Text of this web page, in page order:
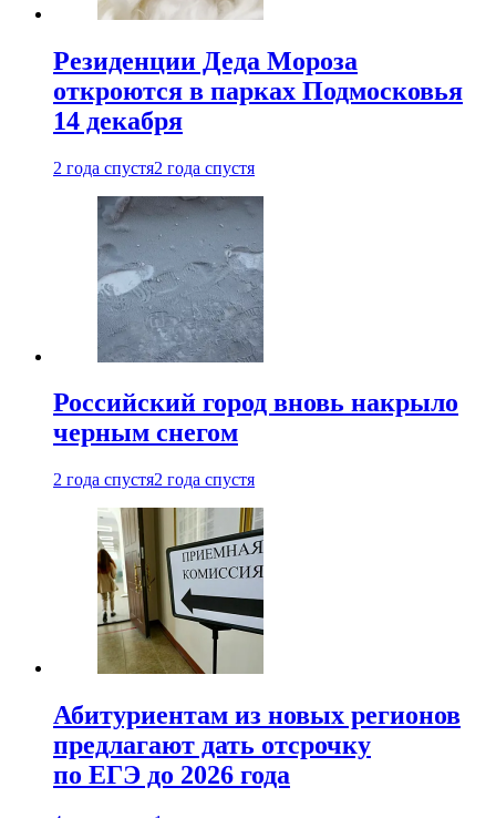
Резиденции Деда Мороза
откроются в парках Подмосковья
14 декабря
2 года спустя2 года спустя
Российский город вновь накрыло
черным снегом
2 года спустя2 года спустя
Абитуриентам из новых регионов
предлагают дать отсрочку
по ЕГЭ до 2026 года